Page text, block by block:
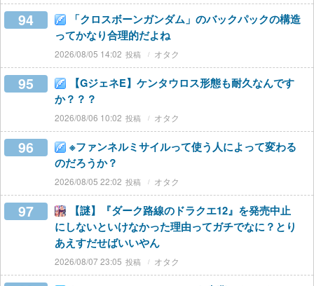
94
「クロスボーンガンダム」のバックパックの構造
ってかなり合理的だよね
2026/08/05 14:02 オタク
95
【GジェネE】ケンタウロス形態も耐久なんです
か？？？
2026/08/06 10:02 オタク
96
※ファンネルミサイルって使う人によって変わる
のだろうか？
2026/08/05 22:02 オタク
97
【謎】『ダーク路線のドラクエ12』を発売中止
にしないといけなかった理由ってガチでなに？とり
あえすだせばいいやん
2026/08/07 23:05 オタク